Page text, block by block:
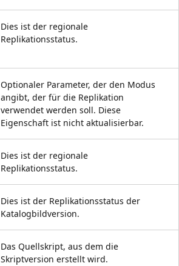
Dies ist der regionale
Replikationsstatus.
Optionaler Parameter, der den Modus
angibt, der für die Replikation
verwendet werden soll. Diese
Eigenschaft ist nicht aktualisierbar.
Dies ist der regionale
Replikationsstatus.
Dies ist der Replikationsstatus der
Katalogbildversion.
Das Quellskript, aus dem die
Skriptversion erstellt wird.